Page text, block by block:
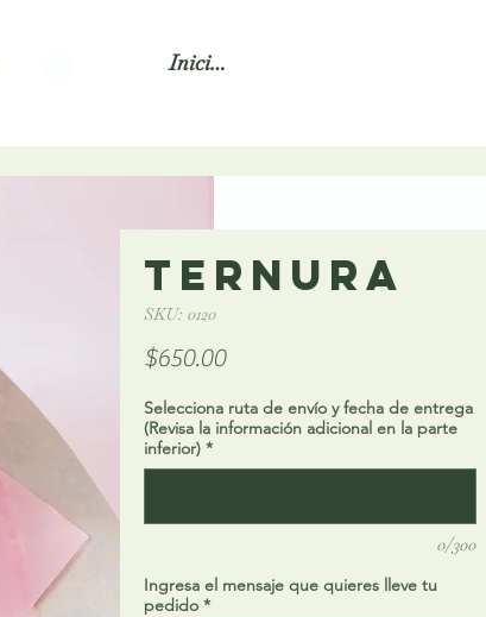
Iniciar sesión
Ternura
SKU: 0120
$650.00Precio
Selecciona ruta de envío y fecha de entrega
(Revisa la información adicional en la parte
inferior) *
0/300
Ingresa el mensaje que quieres lleve tu
pedido *